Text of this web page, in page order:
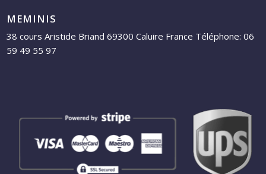
MEMINIS
38 cours Aristide Briand 69300 Caluire France Téléphone: 06
59 49 55 97